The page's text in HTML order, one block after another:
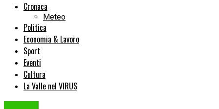
Cronaca
Meteo
Politica
Economia & Lavoro
Sport
Eventi
Cultura
La Valle nel VIRUS